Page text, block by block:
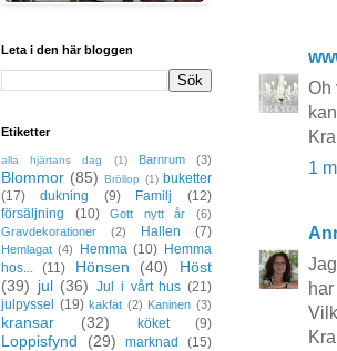
Oh
1
Leta i den här bloggen
Etiketter
alla hjärtans dag (1) Barnrum (3)
Blommor (85) Bröllop (1) buketter
(17)
dukning (9) Familj
(12)
försäljning
(10) Gott nytt år
(6)
Gravdekorationer
(2) Hallen (7)
Hemlagat (4) Hemma (10) Hemma
hos...
(11) Hönsen (40)
Höst
(39) jul (36) Jul i vårt hus (21)
julpyssel
(19) kakfat (2) Kaninen (3)
kransar (32) köket (9)
Loppisfynd (29) marknad (15)